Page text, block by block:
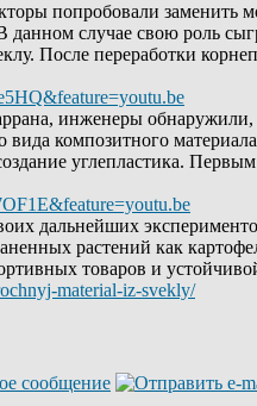
попробовали заменить
случае свою роль
После переработки
инженеры
композитного
углепластика.
дальнейших
растений как
товаров и
material-iz-svekly/